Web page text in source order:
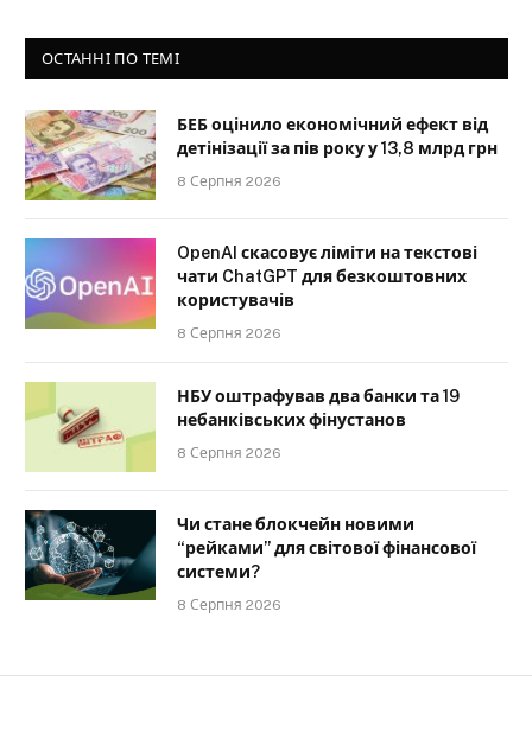
ОСТАННІ ПО ТЕМІ
БЕБ оцінило економічний ефект від
детінізації за пів року у 13,8 млрд грн
8 Серпня 2026
OpenAI скасовує ліміти на текстові
чати ChatGPT для безкоштовних
користувачів
8 Серпня 2026
НБУ оштрафував два банки та 19
небанківських фінустанов
8 Серпня 2026
Чи стане блокчейн новими
“рейками” для світової фінансової
системи?
8 Серпня 2026